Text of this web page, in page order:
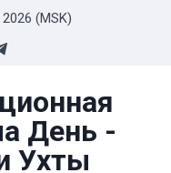
(MSK)
День -
Ухты